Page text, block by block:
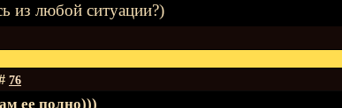
из любой ситуации?)
76
ее полно)))